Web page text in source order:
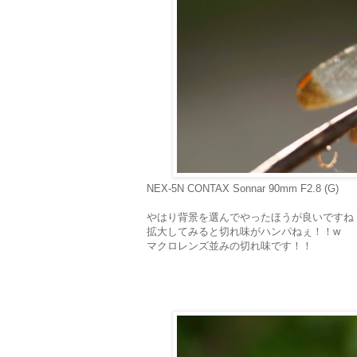
NEX-5N CONTAX Sonnar 90mm F2.8 (G)
やはり背景を選んでやったほうが良いですね
拡大してみると切れ味がハンパねぇ！！w
マクロレンズ並みの切れ味です！！